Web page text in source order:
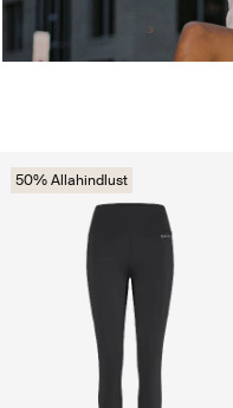
50% Allahindlust